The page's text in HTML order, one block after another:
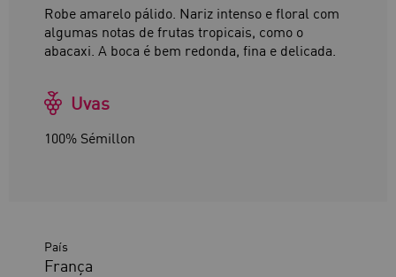
Robe amarelo pálido. Nariz intenso e floral com
algumas notas de frutas tropicais, como o
abacaxi. A boca é bem redonda, fina e delicada.
Uvas
100% Sémillon
País
França